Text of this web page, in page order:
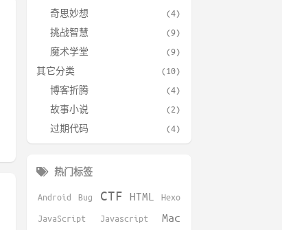
奇思妙想
(4)
挑战智慧
(9)
魔术学堂
(9)
其它分类
(10)
博客折腾
(4)
故事小说
(2)
过期代码
(4)
热门标签
Android Bug CTF HTML
Hexo
JavaScript
Javascript Mac